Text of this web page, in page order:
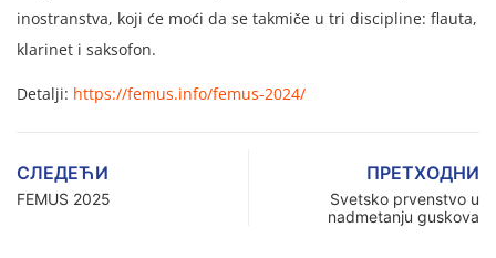
inostranstva, koji će moći da se takmiče u tri discipline: flauta,
klarinet i saksofon.
Detalji: https://femus.info/femus-2024/
СЛЕДЕЋИ
FEMUS 2025
ПРЕТХОДНИ
Svetsko prvenstvo u
nadmetanju guskova